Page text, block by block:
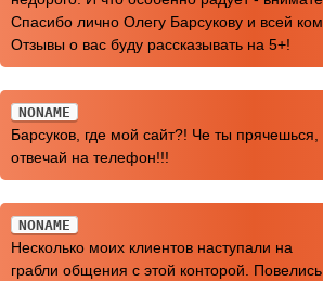
Спасибо лично Олегу Барсукову и всей
Отзывы о вас буду рассказывать на 5+!
NONAME
Барсуков, где мой сайт?! Че ты прячешься,
отвечай на телефон!!!
NONAME
Несколько моих клиентов наступали на
грабли общения с этой конторой.